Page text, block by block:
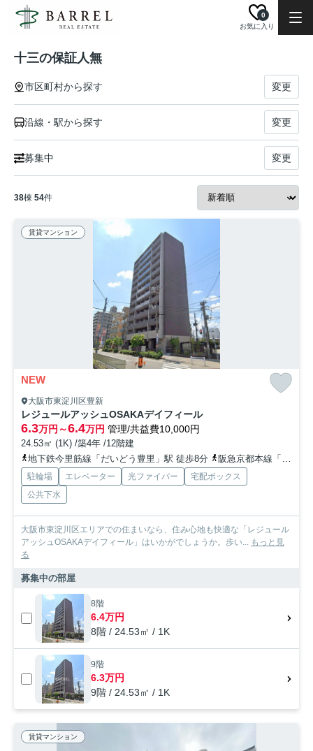
お気に入り
0
十三の保証人無
市区町村から探す 変更
沿線・駅から探す 変更
募集中 変更
38棟 54件
賃貸マンション
NEW
大阪市東淀川区豊新
レジュールアッシュOSAKAデイフィール
6.3万円～6.4万円 管理/共益費10,000円
24.53㎡ (1K) /築4年 /12階建
地下鉄今里筋線「だいどう豊里」駅 徒歩8分
阪急京都本線「上新庄」駅 徒歩10分
駐輪場 エレベーター 光ファイバー
宅配ボックス
公共下水
大阪市東淀川区エリアでの住まいなら、住み心地も快適な「レジュール
アッシュOSAKAデイフィール」はいかがでしょうか。歩い... もっと見
る
募集中の部屋
8階
6.4万円
8階 / 24.53㎡ / 1K
9階
6.3万円
9階 / 24.53㎡ / 1K
賃貸マンション